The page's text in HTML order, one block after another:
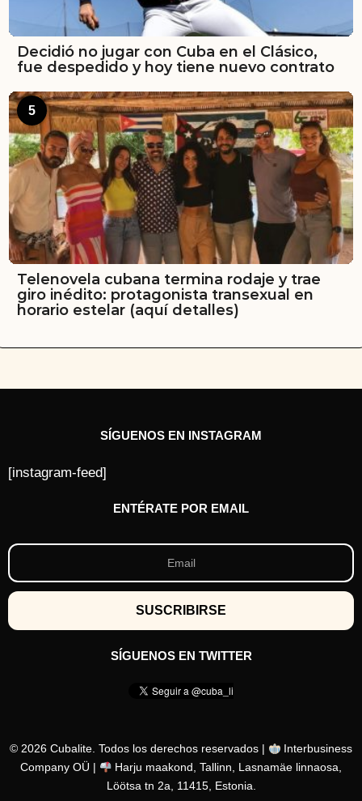
Decidió no jugar con Cuba en el Clásico,
fue despedido y hoy tiene nuevo contrato
5
Telenovela cubana termina rodaje y trae
giro inédito: protagonista transexual en
horario estelar (aquí detalles)
SÍGUENOS EN INSTAGRAM
[instagram-feed]
ENTÉRATE POR EMAIL
SÍGUENOS EN TWITTER
© 2026 Cubalite. Todos los derechos reservados |
Interbusiness
Company OÜ |
Harju maakond, Tallinn, Lasnamäe linnaosa,
Löötsa tn 2a, 11415, Estonia.